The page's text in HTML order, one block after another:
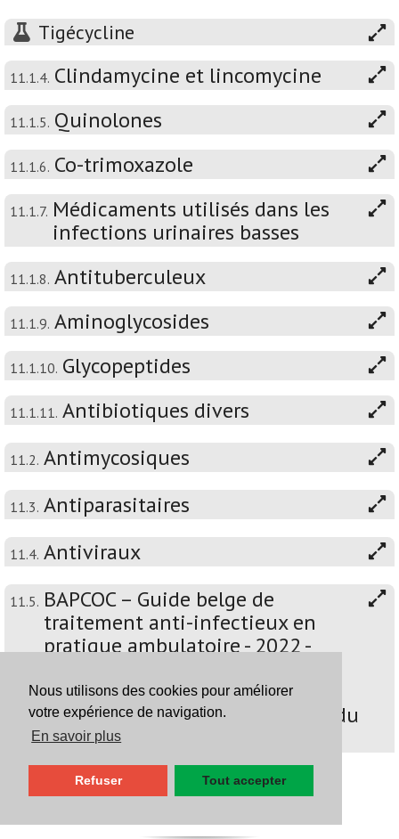
Nous utilisons des cookies pour améliorer
votre expérience de navigation.
En savoir plus
Refuser Tout accepter
Tigécycline
11.1.4. Clindamycine et lincomycine
11.1.5. Quinolones
11.1.6. Co-trimoxazole
11.1.7. Médicaments utilisés dans les
infections urinaires basses
11.1.8. Antituberculeux
11.1.9. Aminoglycosides
11.1.10. Glycopeptides
11.1.11. Antibiotiques divers
11.2. Antimycosiques
11.3. Antiparasitaires
11.4. Antiviraux
11.5. BAPCOC – Guide belge de
traitement anti-infectieux en
pratique ambulatoire - 2022 -
encore été mis à jour
conformément à l'édition 2026 du
BAPCOC